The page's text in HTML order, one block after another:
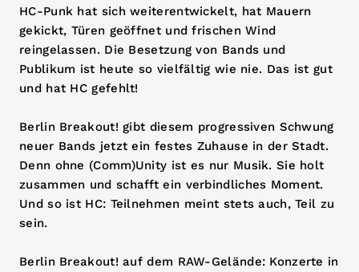
HC-Punk hat sich weiterentwickelt, hat Mauern
gekickt, Türen geöffnet und frischen Wind
reingelassen. Die Besetzung von Bands und
Publikum ist heute so vielfältig wie nie. Das ist gut
und hat HC gefehlt!
Berlin Breakout! gibt diesem progressiven Schwung
neuer Bands jetzt ein festes Zuhause in der Stadt.
Denn ohne (Comm)Unity ist es nur Musik. Sie holt
zusammen und schafft ein verbindliches Moment.
Und so ist HC: Teilnehmen meint stets auch, Teil zu
sein.
Berlin Breakout! auf dem RAW-Gelände: Konzerte in